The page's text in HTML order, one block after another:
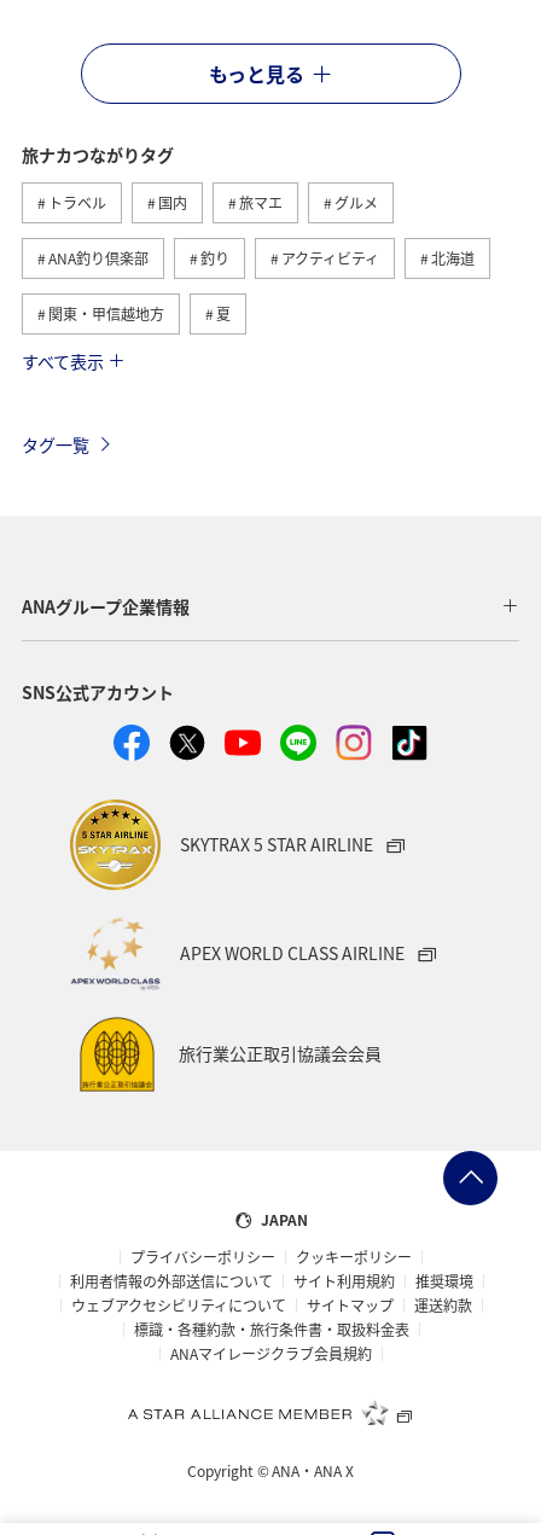
もっと見る
旅ナカつながりタグ
トラベル 国内 旅マエ グルメ
ANA釣り倶楽部 釣り アクティビティ 北海道
関東・甲信越地方 夏
趣味
関西地方 北陸地方 福岡県 高知県
山形県 宮崎県
湖 旅アト 静岡県
ワーケーション
ハワイ 栃木県
一人旅
千葉県 プレミアムメンバー
東海地方
ANAショッピング A-style
京都府
広島県 鹿児島県 旅館
三重県 ANA CA's Note AMC会員専用サービス
空港グルメ 日常 アユ
ホノルル ラウンジ
すべて表示
タグ一覧
ANAグループ企業情報
SNS公式アカウント
SKYTRAX 5 STAR AIRLINE
APEX WORLD CLASS AIRLINE
旅行業公正取引協議会会員
JAPAN
プライバシーポリシー
クッキーポリシー
利用者情報の外部送信について
サイト利用規約
推奨環境
ウェブアクセシビリティについて
サイトマップ
運送約款
標識・各種約款・旅行条件書・取扱料金表
ANAマイレージクラブ会員規約
Copyright ©ANA・ANA X